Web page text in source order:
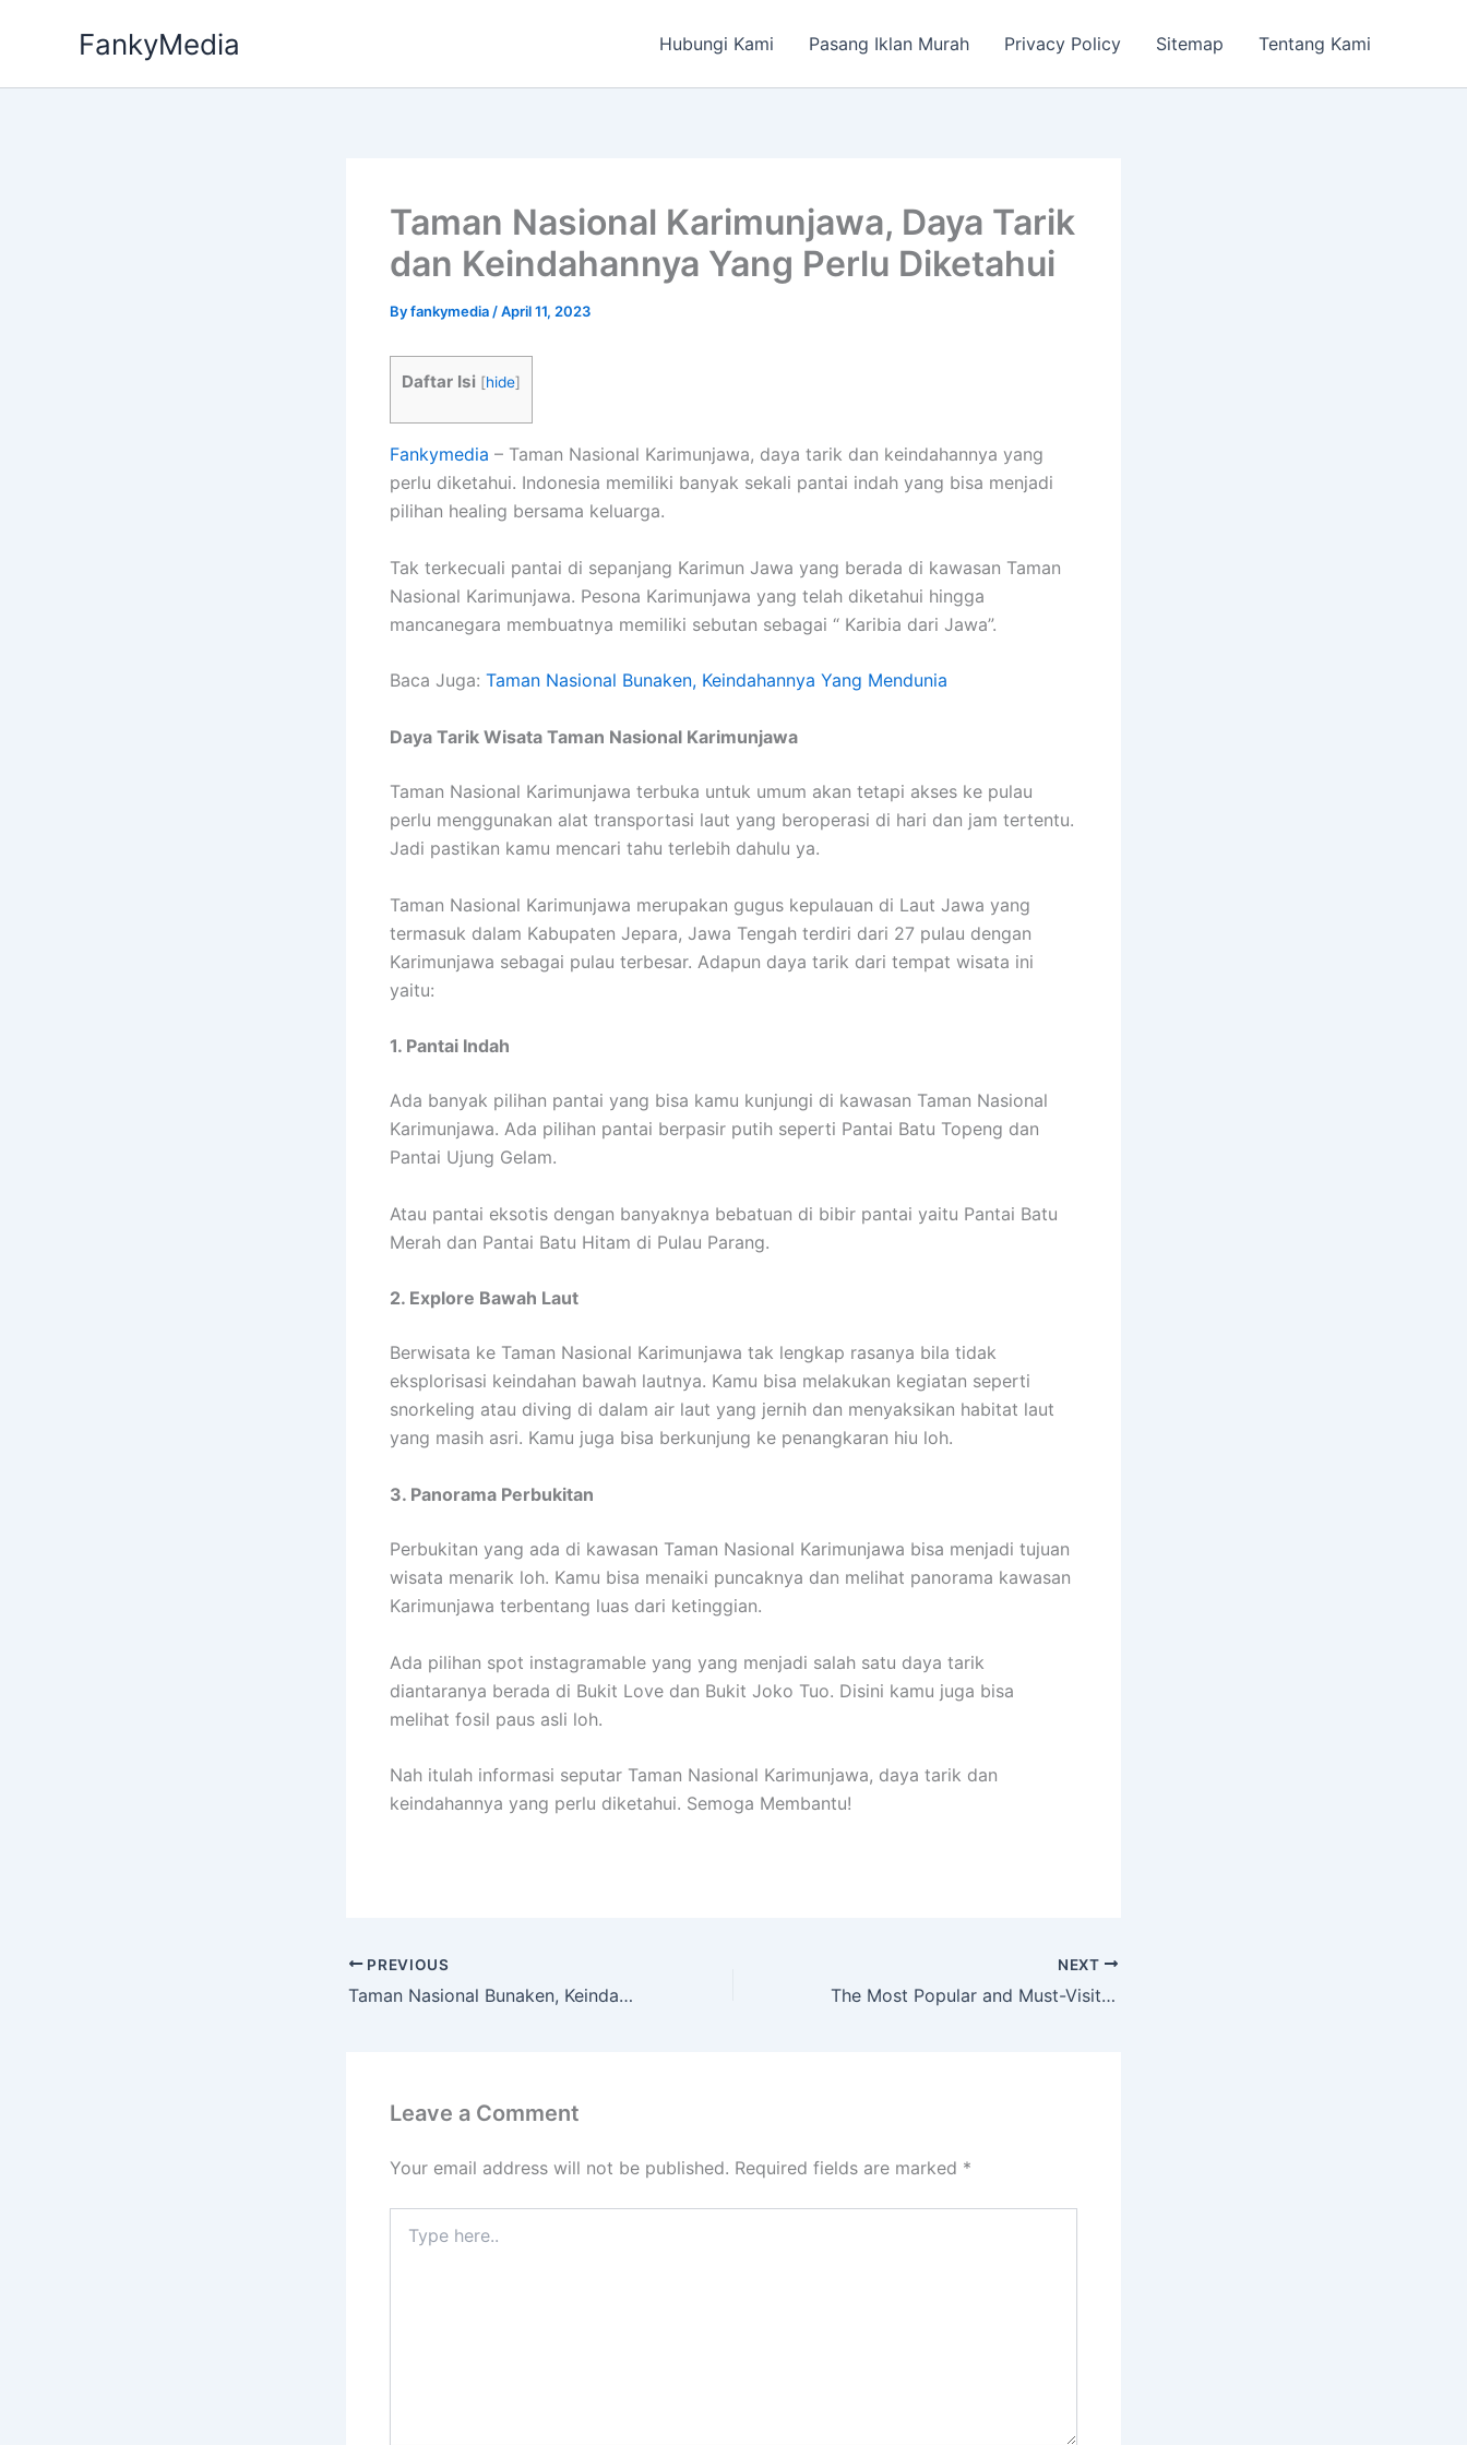
FankyMedia Hubungi Kami Pasang Iklan Murah Privacy Policy Sitemap Tentang Kami
Taman Nasional Karimunjawa, Daya Tarik
dan Keindahannya Yang Perlu Diketahui
Byfankymedia /April 11, 2023
Daftar Isi [hide]
Fankymedia – Taman Nasional Karimunjawa, daya tarik dan keindahannya yang
perlu diketahui. Indonesia memiliki banyak sekali pantai indah yang bisa menjadi
pilihan healing bersama keluarga.
Tak terkecuali pantai di sepanjang Karimun Jawa yang berada di kawasan Taman
Nasional Karimunjawa. Pesona Karimunjawa yang telah diketahui hingga
mancanegara membuatnya memiliki sebutan sebagai “ Karibia dari Jawa”.
Baca Juga: Taman Nasional Bunaken, Keindahannya Yang Mendunia
Daya Tarik Wisata Taman Nasional Karimunjawa
Taman Nasional Karimunjawa terbuka untuk umum akan tetapi akses ke pulau
perlu menggunakan alat transportasi laut yang beroperasi di hari dan jam tertentu.
Jadi pastikan kamu mencari tahu terlebih dahulu ya.
Taman Nasional Karimunjawa merupakan gugus kepulauan di Laut Jawa yang
termasuk dalam Kabupaten Jepara, Jawa Tengah terdiri dari 27 pulau dengan
Karimunjawa sebagai pulau terbesar. Adapun daya tarik dari tempat wisata ini
yaitu:
1. Pantai Indah
Ada banyak pilihan pantai yang bisa kamu kunjungi di kawasan Taman Nasional
Karimunjawa. Ada pilihan pantai berpasir putih seperti Pantai Batu Topeng dan
Pantai Ujung Gelam.
Atau pantai eksotis dengan banyaknya bebatuan di bibir pantai yaitu Pantai Batu
Merah dan Pantai Batu Hitam di Pulau Parang.
2. Explore Bawah Laut
Berwisata ke Taman Nasional Karimunjawa tak lengkap rasanya bila tidak
eksplorisasi keindahan bawah lautnya. Kamu bisa melakukan kegiatan seperti
snorkeling atau diving di dalam air laut yang jernih dan menyaksikan habitat laut
yang masih asri. Kamu juga bisa berkunjung ke penangkaran hiu loh.
3. Panorama Perbukitan
Perbukitan yang ada di kawasan Taman Nasional Karimunjawa bisa menjadi tujuan
wisata menarik loh. Kamu bisa menaiki puncaknya dan melihat panorama kawasan
Karimunjawa terbentang luas dari ketinggian.
Ada pilihan spot instagramable yang yang menjadi salah satu daya tarik
diantaranya berada di Bukit Love dan Bukit Joko Tuo. Disini kamu juga bisa
melihat fosil paus asli loh.
Nah itulah informasi seputar Taman Nasional Karimunjawa, daya tarik dan
keindahannya yang perlu diketahui. Semoga Membantu!
PREVIOUS
Taman Nasional Bunaken, Keindahannya Yang Mendunia
NEXT
The Most Popular and Must-Visit Tourist Attractions in Bandung
Leave a Comment
Your email address will not be published. Required fields are marked *
here..